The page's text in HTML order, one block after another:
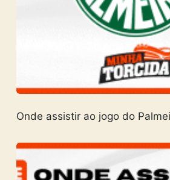
Onde assistir ao jogo do